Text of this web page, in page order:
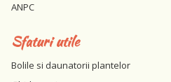
ANPC
Sfaturi utile
Bolile si daunatorii plantelor